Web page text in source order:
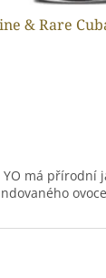
& Rare
YO má přírodní